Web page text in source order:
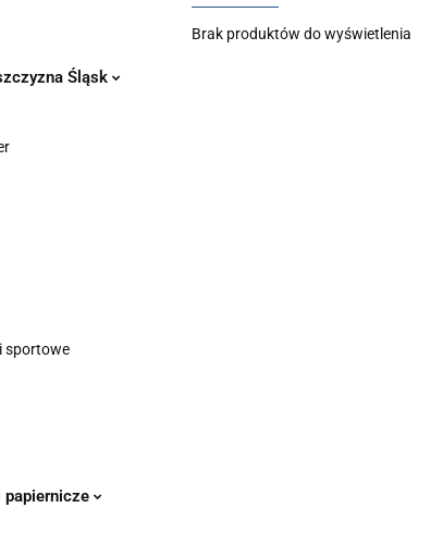
Śląsk
sportowe
papiernicze
Brak produktów do wyświetlenia